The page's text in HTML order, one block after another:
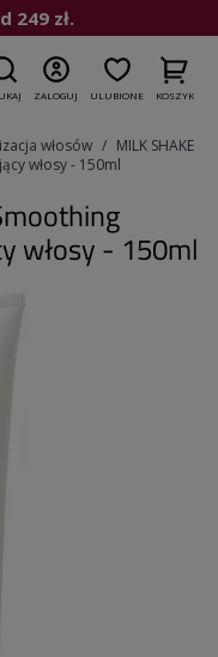
dziś
ZALOGUJ ULUBIONE KOSZYK
włosów
MILK SHAKE
włosy - 150ml
włosy - 150ml